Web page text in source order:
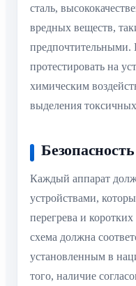
сталь,
вредных веществ,
предпочтительными.
протестировать на
химическим
выделения
Каждый аппарат
устройствами,
перегрева и
схема должна
установленным в
того, наличие